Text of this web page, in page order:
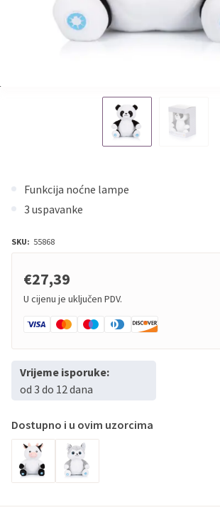
Funkcija noćne lampe
3 uspavanke
SKU: 55868
€27,39
U cijenu je uključen PDV.
Vrijeme isporuke:
od 3 do 12 dana
Dostupno i u ovim uzorcima